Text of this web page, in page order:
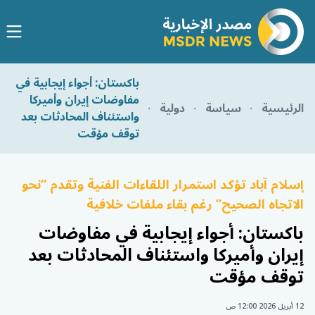
الرئيسية سياسة دولية
باكستان: أجواء إيجابية في
مفاوضات إيران وأميركا
واستئناف المحادثات بعد
توقف مؤقت
إسلام آباد تؤكد استمرار اللقاءات الفنية وتقدم “نحو
الاتجاه الصحيح” رغم بقاء ملفات خلافية
باكستان: أجواء إيجابية في مفاوضات
إيران وأميركا واستئناف المحادثات بعد
توقف مؤقت
12 أبريل 2026 12:00 ص